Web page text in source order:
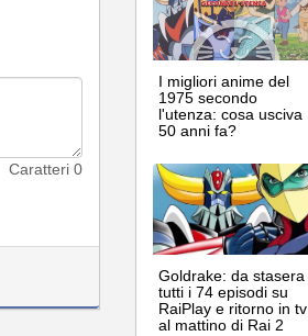
Caratteri 0
I migliori anime del
1975 secondo
l'utenza: cosa usciva
50 anni fa?
Goldrake: da stasera
tutti i 74 episodi su
RaiPlay e ritorno in tv
al mattino di Rai 2